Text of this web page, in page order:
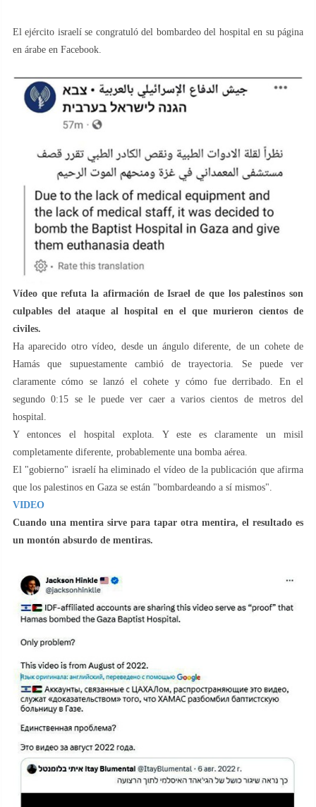
El ejército israelí se congratuló del bombardeo del hospital en su página
en árabe en Facebook.
Vídeo que refuta la afirmación de Israel de que los palestinos son
culpables del ataque al hospital en el que murieron cientos de
civiles.
Ha aparecido otro vídeo, desde un ángulo diferente, de un cohete de
Hamás que supuestamente cambió de trayectoria. Se puede ver
claramente cómo se lanzó el cohete y cómo fue derribado. En el
segundo 0:15 se le puede ver caer a varios cientos de metros del
hospital.
Y entonces el hospital explota. Y este es claramente un misil
completamente diferente, probablemente una bomba aérea.
El "gobierno" israelí ha eliminado el vídeo de la publicación que afirma
que los palestinos en Gaza se están "bombardeando a sí mismos".
VIDEO
Cuando una mentira sirve para tapar otra mentira, el resultado es
un montón absurdo de mentiras.